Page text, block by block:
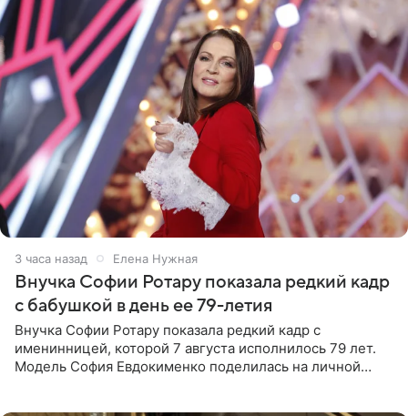
3 часа назад Елена Нужная
Внучка Софии Ротару показала редкий кадр
с бабушкой в день ее 79-летия
Внучка Софии Ротару показала редкий кадр с
именинницей, которой 7 августа исполнилось 79 лет.
Модель София Евдокименко поделилась на личной